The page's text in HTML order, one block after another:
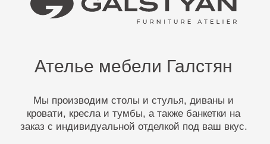
Ателье мебели Галстян
Мы производим столы и стулья, диваны и
кровати, кресла и тумбы, а также банкетки на
заказ с индивидуальной отделкой под ваш вкус.